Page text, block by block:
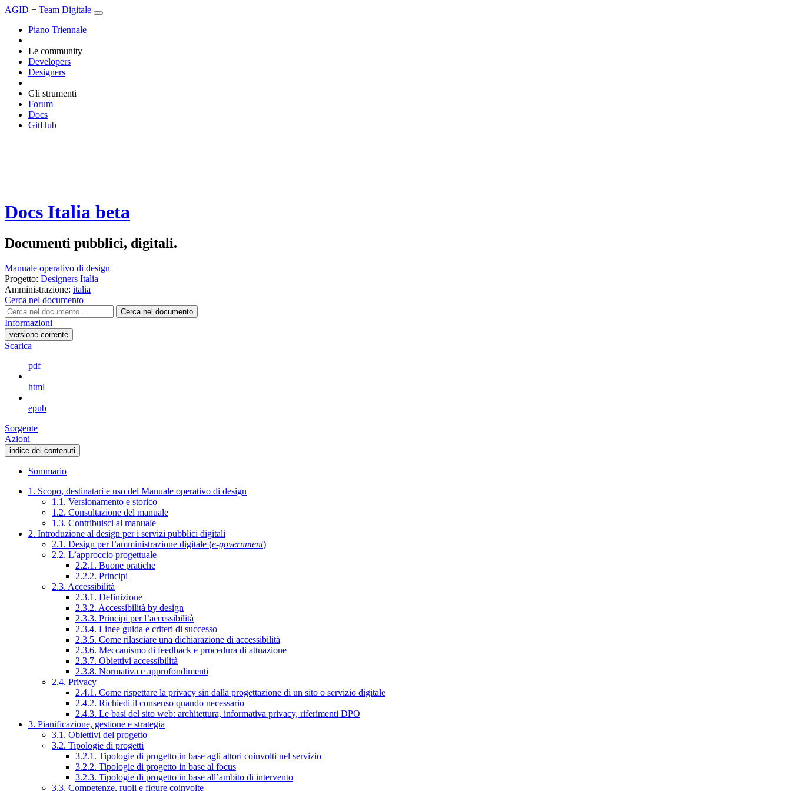
AGID + Team Digitale
Piano Triennale
Le community
Developers
Designers
Gli strumenti
Forum
Docs
GitHub
Docs Italia beta
Documenti pubblici, digitali.
Manuale operativo di design
Progetto: Designers Italia
Amministrazione: italia
Cerca nel documento
Cerca nel documento
Informazioni
versione-corrente
Scarica
pdf
html
epub
Sorgente
Azioni
indice dei contenuti
Sommario
1. Scopo, destinatari e uso del Manuale operativo di design
1.1. Versionamento e storico
1.2. Consultazione del manuale
1.3. Contribuisci al manuale
2. Introduzione al design per i servizi pubblici digitali
2.1. Design per l’amministrazione digitale (e-government)
2.2. L’approccio progettuale
2.2.1. Buone pratiche
2.2.2. Principi
2.3. Accessibilità
2.3.1. Definizione
2.3.2. Accessibilità by design
2.3.3. Principi per l’accessibilità
2.3.4. Linee guida e criteri di successo
2.3.5. Come rilasciare una dichiarazione di accessibilità
2.3.6. Meccanismo di feedback e procedura di attuazione
2.3.7. Obiettivi accessibilità
2.3.8. Normativa e approfondimenti
2.4. Privacy
2.4.1. Come rispettare la privacy sin dalla progettazione di un sito o servizio digitale
2.4.2. Richiedi il consenso quando necessario
2.4.3. Le basi del sito web: architettura, informativa privacy, riferimenti DPO
3. Pianificazione, gestione e strategia
3.1. Obiettivi del progetto
3.2. Tipologie di progetti
3.2.1. Tipologie di progetto in base agli attori coinvolti nel servizio
3.2.2. Tipologie di progetto in base al focus
3.2.3. Tipologie di progetto in base all’ambito di intervento
3.3. Competenze, ruoli e figure coinvolte